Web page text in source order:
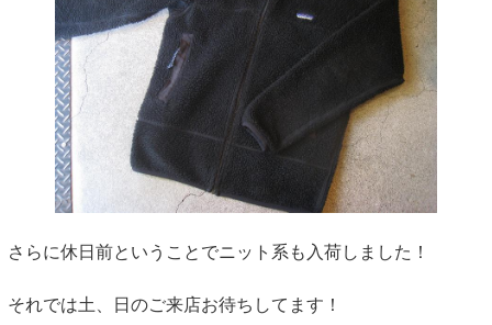
さらに休日前ということでニット系も入荷しました！
それでは土、日のご来店お待ちしてます！